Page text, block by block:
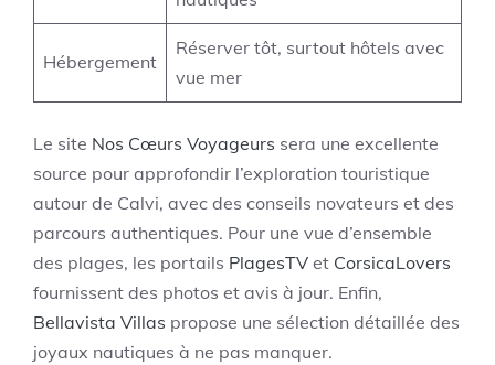
Hébergement
Réserver tôt, surtout hôtels avec
vue mer
Le site Nos Cœurs Voyageurs sera une excellente
source pour approfondir l’exploration touristique
autour de Calvi, avec des conseils novateurs et des
parcours authentiques. Pour une vue d’ensemble
des plages, les portails PlagesTV et CorsicaLovers
fournissent des photos et avis à jour. Enfin,
Bellavista Villas propose une sélection détaillée des
joyaux nautiques à ne pas manquer.